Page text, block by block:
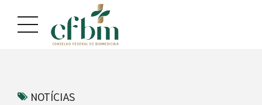
conteúdo
navegação
NOTÍCIAS